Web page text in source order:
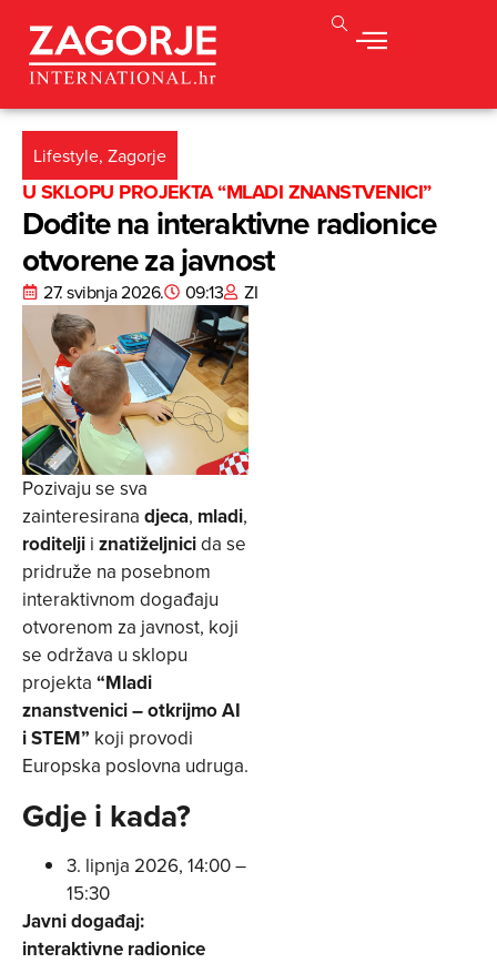
Lifestyle, Zagorje
U SKLOPU PROJEKTA “MLADI ZNANSTVENICI”
Dođite na interaktivne radionice
otvorene za javnost
27. svibnja 2026. 09:13 ZI
Pozivaju se sva
zainteresirana djeca, mladi,
roditelji i znatiželjnicida se
pridruže na posebnom
interaktivnom događaju
otvorenom za javnost, koji
se održava u sklopu
projekta “Mladi
znanstvenici – otkrijmo AI
i STEM” koji provodi
Europska poslovna udruga.
Gdje i kada?
3. lipnja 2026, 14:00 –
15:30
Javni događaj:
interaktivne radionice